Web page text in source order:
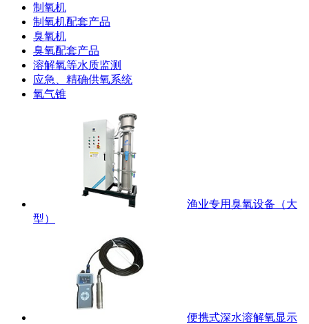
制氧机
制氧机配套产品
臭氧机
臭氧配套产品
溶解氧等水质监测
应急、精确供氧系统
氧气锥
渔业专用臭氧设备（大
型）
便携式深水溶解氧显示